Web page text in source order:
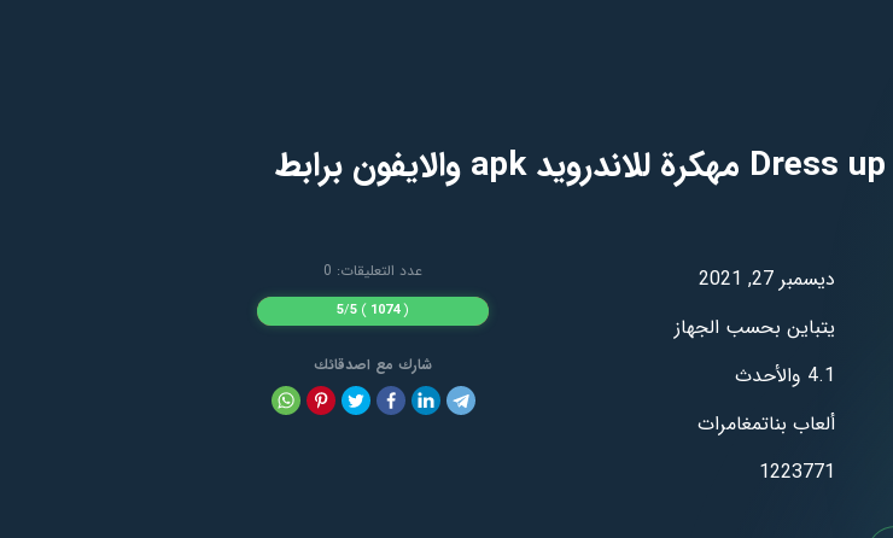
تحميل لعبة Dress up Salon Fashion Styles مهكرة للاندرويد apk والايفون برابط
ديسمبر 27, 2021
يتباين بحسب الجهاز
4.1 والأحدث
ألعاب بناتمغامرات
1223771
عدد التعليقات: 0
(
1074
)
5/5
شارك مع اصدقائك